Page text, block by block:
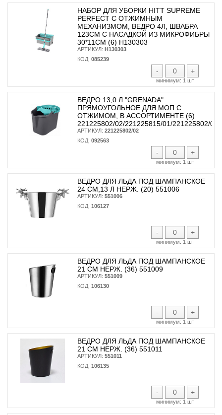
НАБОР ДЛЯ УБОРКИ HITT SUPREME
PERFECT C ОТЖИМНЫМ
МЕХАНИЗМОМ, ВЕДРО 4Л, ШВАБРА
123СМ C НАСАДКОЙ ИЗ МИКРОФИБРЫ
30*11СМ (6) H130303
АРТИКУЛ: H130303
КОД: 085239
- +
минимум: 1 шт
ВЕДРО 13,0 Л "GRENADA"
ПРЯМОУГОЛЬНОЕ ДЛЯ МОП С
ОТЖИМОМ, В АССОРТИМЕНТЕ (6)
221225802/02/221225815/01/221225802/02
АРТИКУЛ: 221225802/02
КОД: 092563
- +
минимум: 1 шт
ВЕДРО ДЛЯ ЛЬДА ПОД ШАМПАНСКОЕ
24 СМ,13 Л НЕРЖ. (20) 551006
АРТИКУЛ: 551006
КОД: 106127
- +
минимум: 1 шт
ВЕДРО ДЛЯ ЛЬДА ПОД ШАМПАНСКОЕ
21 СМ НЕРЖ. (36) 551009
АРТИКУЛ: 551009
КОД: 106130
- +
минимум: 1 шт
ВЕДРО ДЛЯ ЛЬДА ПОД ШАМПАНСКОЕ
21 СМ НЕРЖ. (36) 551011
АРТИКУЛ: 551011
КОД: 106135
- +
минимум: 1 шт